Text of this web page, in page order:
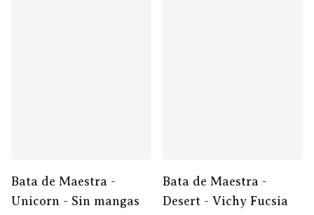
Bata de Maestra -
Unicorn - Sin mangas
Bata de Maestra -
Desert - Vichy Fucsia